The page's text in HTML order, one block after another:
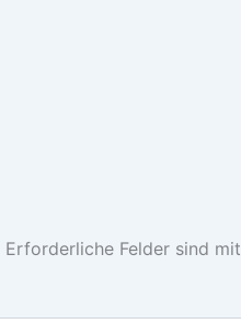
Erforderliche Felder sind mit